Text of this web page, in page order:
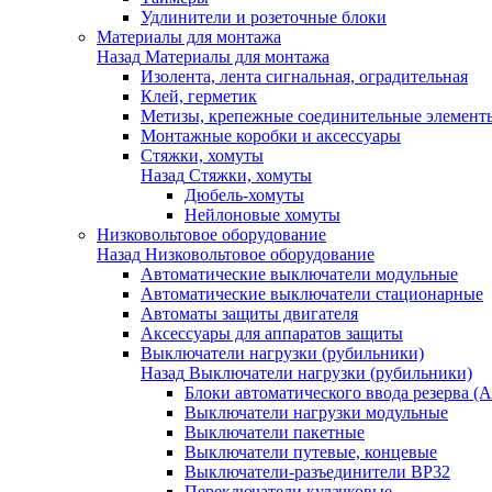
Удлинители и розеточные блоки
Материалы для монтажа
Назад Материалы для монтажа
Изолента, лента сигнальная, оградительная
Клей, герметик
Метизы, крепежные соединительные
Монтажные коробки и аксессуары
Стяжки, хомуты
Назад Стяжки, хомуты
Дюбель-хомуты
Нейлоновые хомуты
Низковольтовое оборудование
Назад Низковольтовое оборудование
Автоматические выключатели модульные
Автоматические выключатели стационарные
Автоматы защиты двигателя
Аксессуары для аппаратов защиты
Выключатели нагрузки (рубильники)
Назад Выключатели нагрузки (рубильники)
Блоки автоматического ввода резерва
Выключатели нагрузки модульные
Выключатели пакетные
Выключатели путевые, концевые
Выключатели-разъединители ВР32